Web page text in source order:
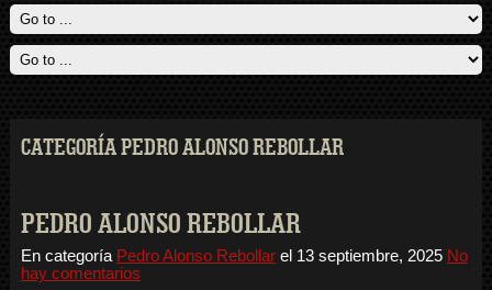
CATEGORÍA PEDRO ALONSO REBOLLAR
PEDRO ALONSO REBOLLAR
En categoría Pedro Alonso Rebollarel 13 septiembre, 2025 No
hay comentarios